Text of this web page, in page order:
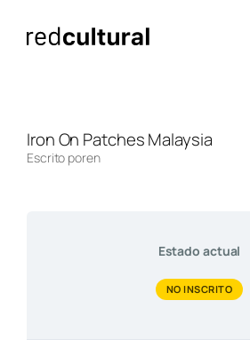
Iron On Patches Malaysia
Escrito poren
Estado actual
NO INSCRITO